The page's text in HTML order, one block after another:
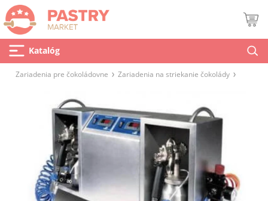
Katalóg
Zariadenia pre čokoládovne Zariadenia na striekanie čokolády